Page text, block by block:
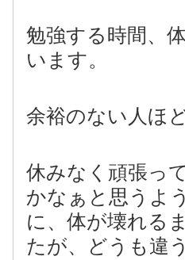
勉強する時間、
います。
余裕のない人ほ
休みなく頑張っ
かなぁと思うよ
に、体が壊れる
たが、どうも違